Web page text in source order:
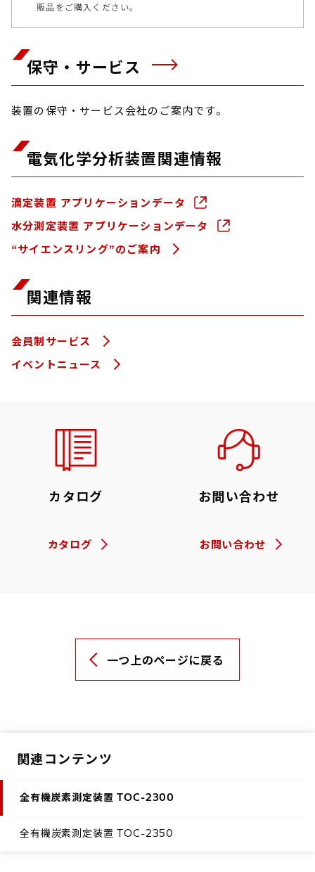
販品をご購入ください。
保守・サービス
装置の保守・サービス会社のご案内です。
電気化学分析装置関連情報
滴定装置 アプリケーションデータ
水分測定装置 アプリケーションデータ
“サイエンスリング”のご案内
関連情報
会員制サービス
イベントニュース
カタログ
カタログ
お問い合わせ
お問い合わせ
一つ上のページに戻る
関連コンテンツ
全有機炭素測定装置 TOC-2300
全有機炭素測定装置 TOC-2350